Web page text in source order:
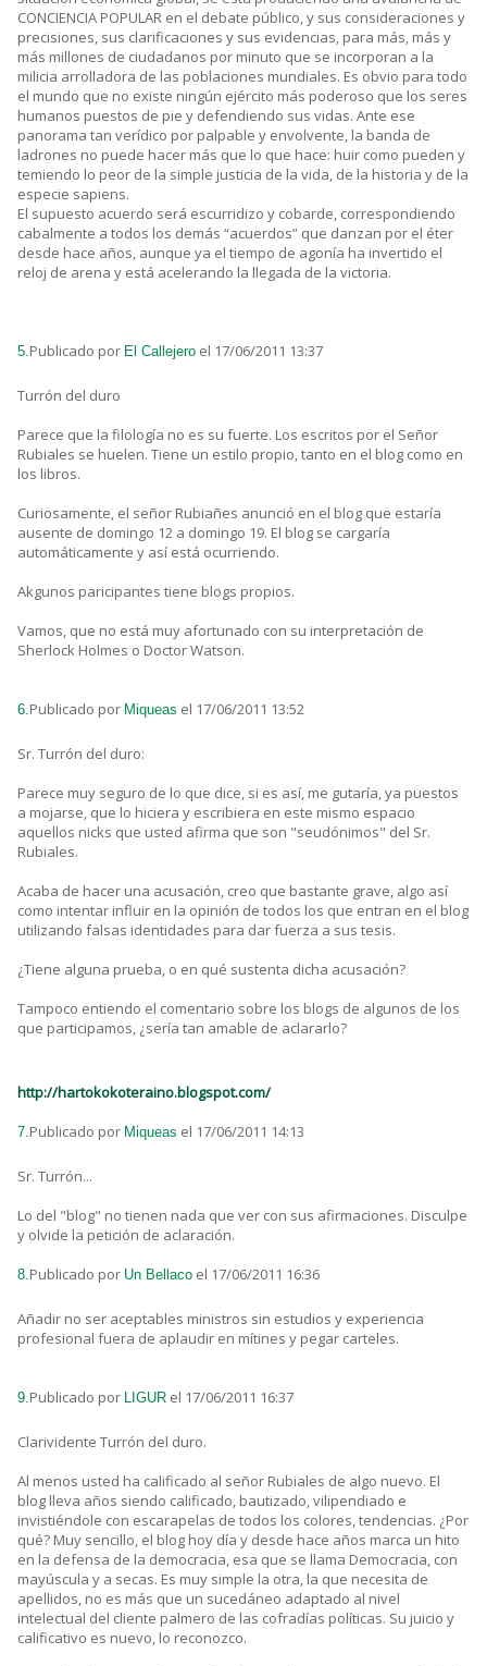
CONCIENCIA POPULAR en el debate público, y sus consideraciones y
precisiones, sus clarificaciones y sus evidencias, para más, más y
más millones de ciudadanos por minuto que se incorporan a la
milicia arrolladora de las poblaciones mundiales. Es obvio para todo
el mundo que no existe ningún ejército más poderoso que los seres
humanos puestos de pie y defendiendo sus vidas. Ante ese
panorama tan verídico por palpable y envolvente, la banda de
ladrones no puede hacer más que lo que hace: huir como pueden y
temiendo lo peor de la simple justicia de la vida, de la historia y de la
especie sapiens.
El supuesto acuerdo será escurridizo y cobarde, correspondiendo
cabalmente a todos los demás “acuerdos” que danzan por el éter
desde hace años, aunque ya el tiempo de agonía ha invertido el
reloj de arena y está acelerando la llegada de la victoria.
5.Publicado por El Callejero el 17/06/2011 13:37
Turrón del duro
Parece que la filología no es su fuerte. Los escritos por el Señor
Rubiales se huelen. Tiene un estilo propio, tanto en el blog como en
los libros.
Curiosamente, el señor Rubiañes anunció en el blog que estaría
ausente de domingo 12 a domingo 19. El blog se cargaría
automáticamente y así está ocurriendo.
Akgunos paricipantes tiene blogs propios.
Vamos, que no está muy afortunado con su interpretación de
Sherlock Holmes o Doctor Watson.
6.Publicado por Miqueas el 17/06/2011 13:52
Sr. Turrón del duro:
Parece muy seguro de lo que dice, si es así, me gutaría, ya puestos
a mojarse, que lo hiciera y escribiera en este mismo espacio
aquellos nicks que usted afirma que son "seudónimos" del Sr.
Rubiales.
Acaba de hacer una acusación, creo que bastante grave, algo así
como intentar influir en la opinión de todos los que entran en el blog
utilizando falsas identidades para dar fuerza a sus tesis.
¿Tiene alguna prueba, o en qué sustenta dicha acusación?
Tampoco entiendo el comentario sobre los blogs de algunos de los
que participamos, ¿sería tan amable de aclararlo?
http://hartokokoteraino.blogspot.com/
7.Publicado por Miqueas el 17/06/2011 14:13
Sr. Turrón...
Lo del "blog" no tienen nada que ver con sus afirmaciones. Disculpe
y olvide la petición de aclaración.
8.Publicado por Un Bellaco el 17/06/2011 16:36
Añadir no ser aceptables ministros sin estudios y experiencia
profesional fuera de aplaudir en mítines y pegar carteles.
9.Publicado por LIGUR el 17/06/2011 16:37
Clarividente Turrón del duro.
Al menos usted ha calificado al señor Rubiales de algo nuevo. El
blog lleva años siendo calificado, bautizado, vilipendiado e
invistiéndole con escarapelas de todos los colores, tendencias. ¿Por
qué? Muy sencillo, el blog hoy día y desde hace años marca un hito
en la defensa de la democracia, esa que se llama Democracia, con
mayúscula y a secas. Es muy simple la otra, la que necesita de
apellidos, no es más que un sucedáneo adaptado al nivel
intelectual del cliente palmero de las cofradías políticas. Su juicio y
calificativo es nuevo, lo reconozco.